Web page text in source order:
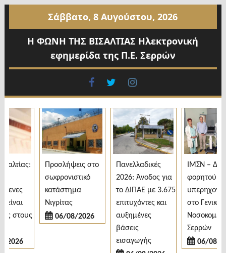
περιεχόμενο
Σάββατο, 8 Αυγούστου, 2026
Η ΦΩΝΗ ΤΗΣ ΒΙΣΑΛΤΙΑΣ Ηλεκτρονική
εφημερίδα της Π.Ε. Σερρών
facebook
twitter
στους
Προσλήψεις στο
σωφρονιστικό
κατάστημα
Νιγρίτας
06/08/2026
Πανελλαδικές
2026: Άνοδος για
το ΔΙΠΑΕ με 3.675
επιτυχόντες και
αυξημένες
βάσεις
εισαγωγής
ΙΜΣΝ –
φορητού
στο Γενικό
Νοσοκομείο
Σερρών
06/08/